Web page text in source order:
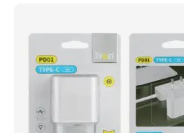
68.890,00 ден.